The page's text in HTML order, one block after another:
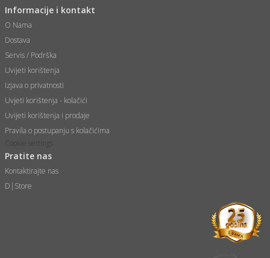
Informacije i kontakt
O Nama
Dostava
Servis / Podrška
Uvijeti korištenja
Izjava o privatnosti
Uvjeti korištenja - kolačići
Uvijeti korištenja i prodaje
Pravila o postupanju s kolačićima
Cookie settings
Pratite nas
Kontaktirajte nas
D|Store